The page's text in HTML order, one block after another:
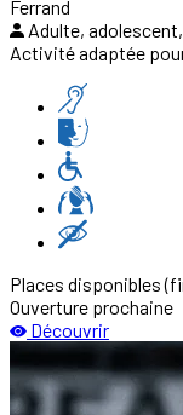
Ferrand
Adulte,
Activité adaptée
Places disponibles
Ouverture prochaine
Découvrir